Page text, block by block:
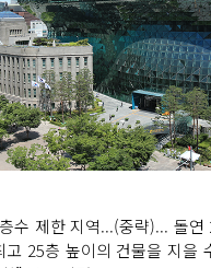
수 제한 지역...(중략)... 돌연
고 25층 높이의 건물을 지을